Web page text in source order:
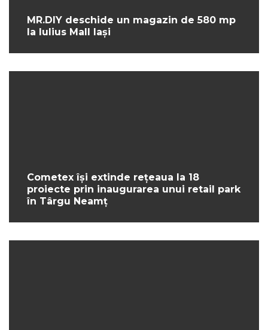
MR.DIY deschide un magazin de 580 mp
la Iulius Mall Iași
Cometex își extinde rețeaua la 18
proiecte prin inaugurarea unui retail park
în Târgu Neamț